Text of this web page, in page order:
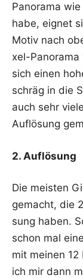
Pan­ora­ma
habe, eig­net
Motiv nach
xel-
sich einen
schräg in die
auch sehr
Auf­lö­sung
2. Auf­lö­sung
Die meis­ten
gemacht, die
sung haben.
schon mal
mit mei­nen
ich mir dann